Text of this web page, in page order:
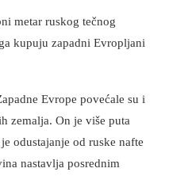
metar ruskog tečnog
kupuju zapadni Evropljani
Evrope povećale su i
zemalja. On je više puta
odustajanje od ruske nafte
nastavlja posrednim